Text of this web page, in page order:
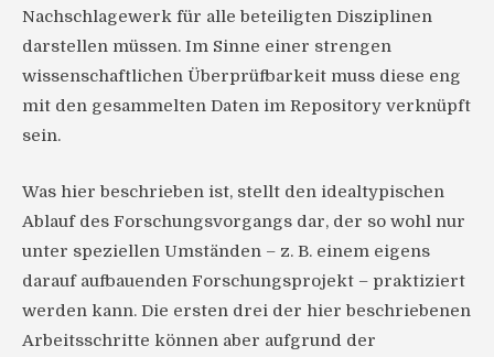
Nachschlagewerk für alle beteiligten Disziplinen
darstellen müssen. Im Sinne einer strengen
wissenschaftlichen Überprüfbarkeit muss diese eng
mit den gesammelten Daten im Repository verknüpft
sein.
Was hier beschrieben ist, stellt den idealtypischen
Ablauf des Forschungsvorgangs dar, der so wohl nur
unter speziellen Umständen – z. B. einem eigens
darauf aufbauenden Forschungsprojekt – praktiziert
werden kann. Die ersten drei der hier beschriebenen
Arbeitsschritte können aber aufgrund der